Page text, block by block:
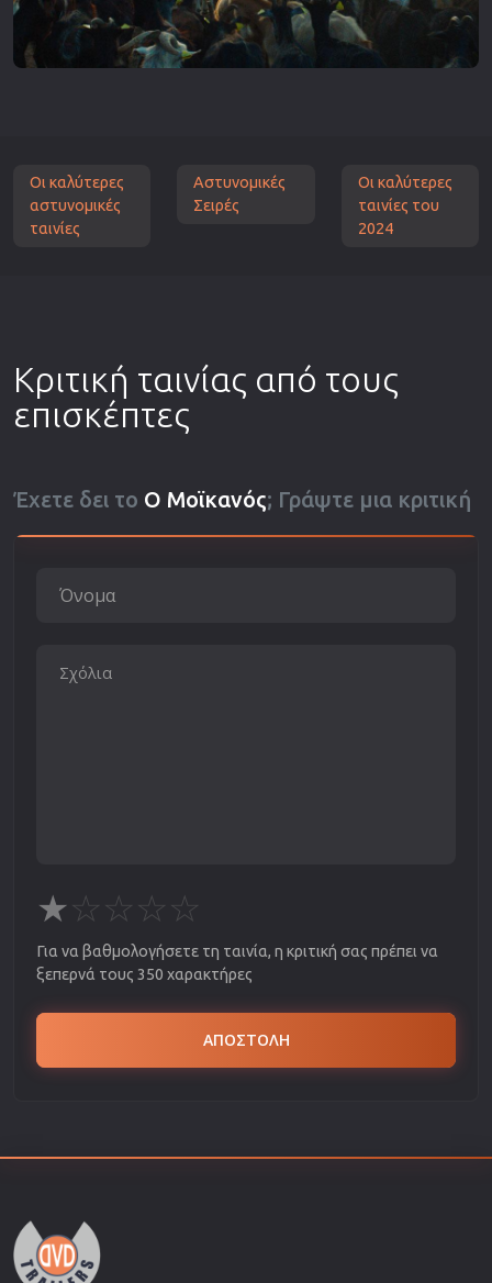
Οι καλύτερες
αστυνομικές
ταινίες
Αστυνομικές
Σειρές
Οι καλύτερες
ταινίες του
2024
Κριτική ταινίας από τους
επισκέπτες
Έχετε δει το Ο Μοϊκανός; Γράψτε μια κριτική
★☆☆☆☆
Για να βαθμολογήσετε τη ταινία, η κριτική σας πρέπει να
ξεπερνά τους 350 χαρακτήρες
ΑΠΟΣΤΟΛΗ